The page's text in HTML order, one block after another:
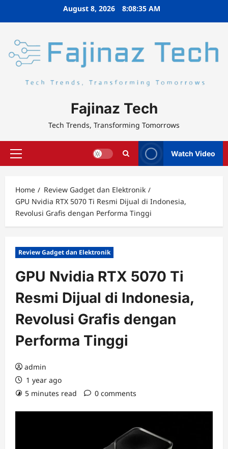
August 8, 2026 8:08:36 AM
Fajinaz Tech
Tech Trends, Transforming Tomorrows
Primary
Watch Video
Home
Review Gadget dan Elektronik
GPU Nvidia RTX 5070 Ti Resmi Dijual di Indonesia,
Revolusi Grafis dengan Performa Tinggi
Review Gadget dan Elektronik
GPU Nvidia RTX 5070 Ti
Resmi Dijual di Indonesia,
Revolusi Grafis dengan
Performa Tinggi
admin
1 year ago
5 minutes read
0 comments